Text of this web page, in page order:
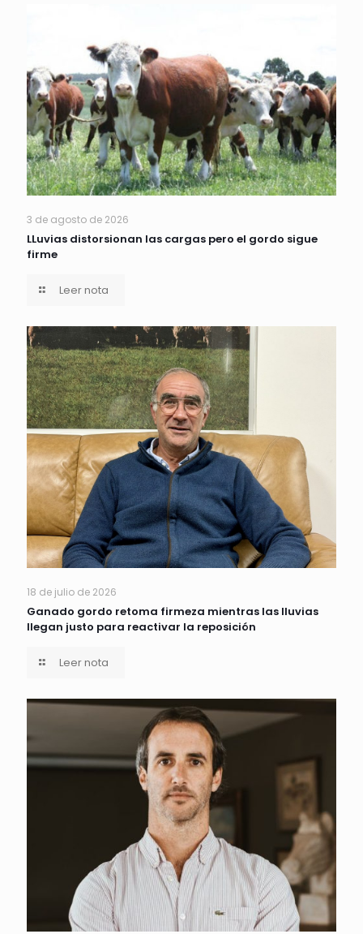
3 de agosto de 2026
LLuvias distorsionan las cargas pero el gordo sigue
firme
Leer nota
18 de julio de 2026
Ganado gordo retoma firmeza mientras las lluvias
llegan justo para reactivar la reposición
Leer nota